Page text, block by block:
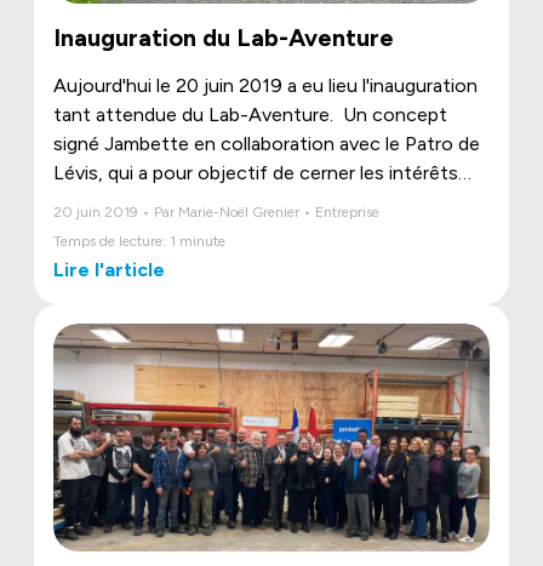
Inauguration du Lab-Aventure
Aujourd'hui le 20 juin 2019 a eu lieu l'inauguration
tant attendue du Lab-Aventure.
Un concept
signé Jambette en collaboration avec le Patro de
Lévis, qui a pour objectif de cerner les intérêts
20 juin 2019 • Par Marie-Noël Grenier • Entreprise
Temps de lecture: 1 minute
Lire l'article